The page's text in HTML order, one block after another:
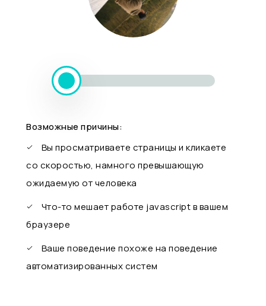
Возможные причины:
Вы просматриваете страницы и кликаете
со скоростью, намного превышающую
ожидаемую от человека
Что-то мешает работе javascript в вашем
браузере
Ваше поведение похоже на поведение
автоматизированных систем